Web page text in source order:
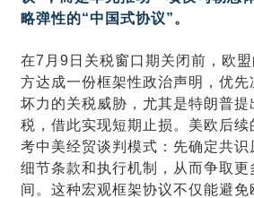
略弹性的“中国式协议”。
在7月9日关税窗口期关闭前，欧
方达成一份框架性政治声明，优先
坏力的关税威胁，尤其是特朗普
税，借此实现短期止损。美欧后续
考中美经贸谈判模式：先确定共
细节条款和执行机制，从而争取更
间。这种宏观框架协议不仅能避免